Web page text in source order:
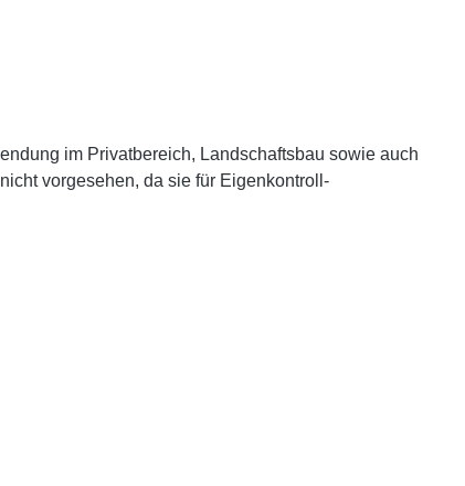
im Privatbereich, Landschaftsbau sowie auch
vorgesehen, da sie für Eigenkontroll-